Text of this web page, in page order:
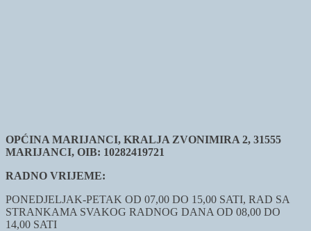
OPĆINA MARIJANCI, KRALJA ZVONIMIRA 2, 31555
MARIJANCI, OIB: 10282419721
RADNO VRIJEME:
PONEDJELJAK-PETAK OD 07,00 DO 15,00 SATI, RAD SA
STRANKAMA SVAKOG RADNOG DANA OD 08,00 DO
14,00 SATI